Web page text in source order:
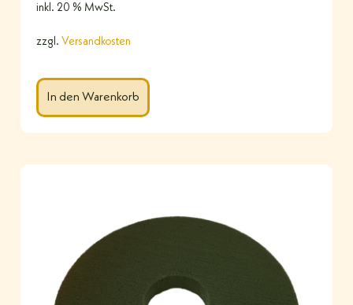
inkl. 20 % MwSt.
zzgl. Versandkosten
In den Warenkorb